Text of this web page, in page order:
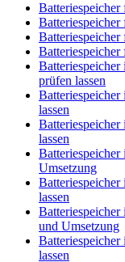
prüfen lassen
lassen
lassen
Umsetzung
lassen
und Umsetzung
lassen